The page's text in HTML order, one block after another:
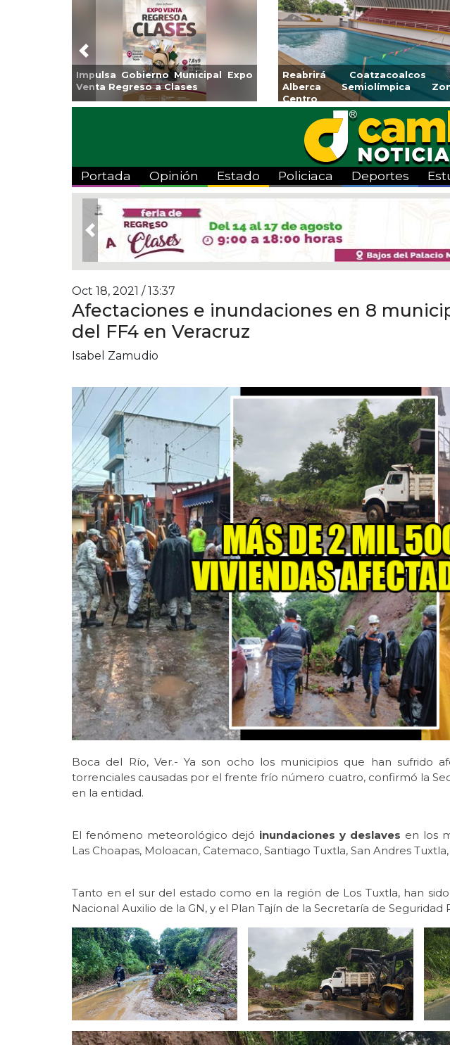
Guarniciones y banquetas para la
colonia El Mango en Pánuco
Emprendedores de
exponen en
Bicentenario
Previous
Portada Opinión Estado Policiaca Deportes
Previous
Oct 18, 2021 / 13:37
Afectaciones e inundaciones en 8
del FF4 en Veracruz
Isabel Zamudio
Boca del Río, Ver.- Ya son ocho los municipios que han sufrido
torrenciales causadas por el frente frío número cuatro, confirmó la
en la entidad.
El fenómeno meteorológico dejó inundaciones y deslaves en los
Las Choapas, Moloacan, Catemaco, Santiago Tuxtla, San Andres
Tanto en el sur del estado como en la región de Los Tuxtla, han
Nacional Auxilio de la GN, y el Plan Tajín de la Secretaría de Seguridad